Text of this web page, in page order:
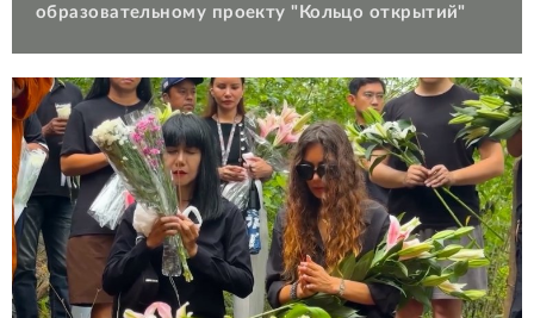
образовательному проекту "Кольцо открытий"